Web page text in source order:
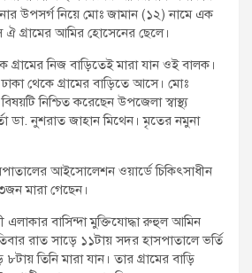
উপসর্গ নিয়ে মোঃ জামান (১২) নামে এক
ঐ গ্রামের আমির হোসেনের ছেলে।
গ্রামের নিজ বাড়িতেই মারা যান ওই বালক।
থেকে গ্রামের বাড়িতে আসে। মোঃ
নিশ্চিত করেছেন উপজেলা স্বাস্থ্য
ডা. নুশরাত জাহান মিথেন। মৃতের নমুনা
আইসোলেশন ওয়ার্ডে চিকিৎসাধীন
মারা গেছেন।
বাসিন্দা মুক্তিযোদ্ধা রুহুল আমিন
রাত সাড়ে ১১টায় সদর হাসপাতালে ভর্তি
তিনি মারা যান। তার গ্রামের বাড়ি